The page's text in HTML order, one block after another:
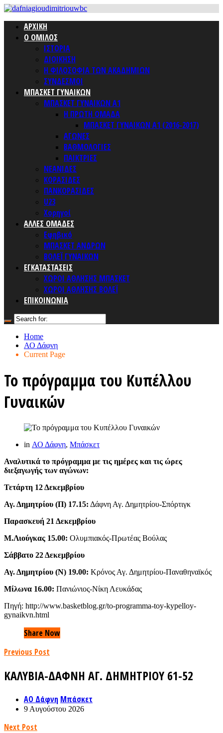
ΑΡΧΙΚΗ
Ο ΟΜΙΛΟΣ
ΙΣΤΟΡΙΑ
ΔΙΟΙΚΗΣΗ
Η ΦΙΛΟΣΟΦΙΑ ΤΩΝ ΑΚΑΔΗΜΙΩΝ
ΣΥΝΔΕΣΜΟΙ
ΜΠΑΣΚΕΤ ΓΥΝΑΙΚΩΝ
ΜΠΑΣΚΕΤ ΓΥΝΑΙΚΩΝ Α1
Η ΠΡΩΤΗ ΟΜΑΔΑ
ΜΠΑΣΚΕΤ ΓΥΝΑΙΚΩΝ Α1 (2016-2017)
ΑΓΩΝΕΣ
ΒΑΘΜΟΛΟΓΙΕΣ
ΠΑΙΚΤΡΙΕΣ
ΝΕΑΝΙΔΕΣ
ΚΟΡΑΣΙΔΕΣ
ΠΑΝΚΟΡΑΣΙΔΕΣ
U23
Χορηγοί
ΑΛΛΕΣ ΟΜΑΔΕΣ
Εφηβικό
ΜΠΑΣΚΕΤ ΑΝΔΡΩΝ
ΒΟΛΕΪ ΓΥΝΑΙΚΩΝ
ΕΓΚΑΤΑΣΤΑΣΕΙΣ
ΧΩΡΟΙ ΑΘΛΗΣΗΣ ΜΠΑΣΚΕΤ
ΧΩΡΟΙ ΑΘΛΗΣΗΣ ΒΟΛΕΪ
ΕΠΙΚΟΙΝΩΝΙΑ
Home
ΑΟ Δάφνη
Current Page
Το πρόγραμμα του Κυπέλλου
Γυναικών
in ΑΟ Δάφνη, Μπάσκετ
Αναλυτικά το πρόγραμμα με τις ημέρες και τις ώρες
διεξαγωγής των αγώνων:
Τετάρτη 12 Δεκεμβρίου
Αγ. Δημητρίου (Π) 17.15: Δάφνη Αγ. Δημητρίου-Σπόρτιγκ
Παρασκευή 21 Δεκεμβρίου
Μ.Λιούγκας 15.00: Ολυμπιακός-Πρωτέας Βούλας
Σάββατο 22 Δεκεμβρίου
Αγ. Δημητρίου (Ν) 19.00: Κρόνος Αγ. Δημητρίου-Παναθηναϊκός
Μίλωνα 16.00: Πανιώνιος-Νίκη Λευκάδας
Πηγή: http://www.basketblog.gr/to-programma-toy-kypelloy-
gynaikvn.html
Share Now
Previous Post
ΚΑΛΥΒΙΑ-ΔΑΦΝΗ ΑΓ. ΔΗΜΗΤΡΙΟΥ 61-52
ΑΟ Δάφνη Μπάσκετ
9 Αυγούστου 2026
Next Post